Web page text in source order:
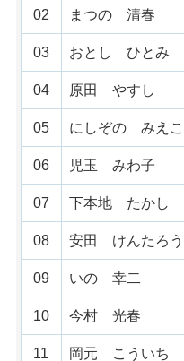
02 まつの 清春
03 おとし ひとみ
04 原田 やすし
05 にしぞの みえこ
06 児玉 みわ子
07 下本地 たかし
08 安田 けんたろう
09 いの 幸二
10 今村 光春
11 岡元 こういち